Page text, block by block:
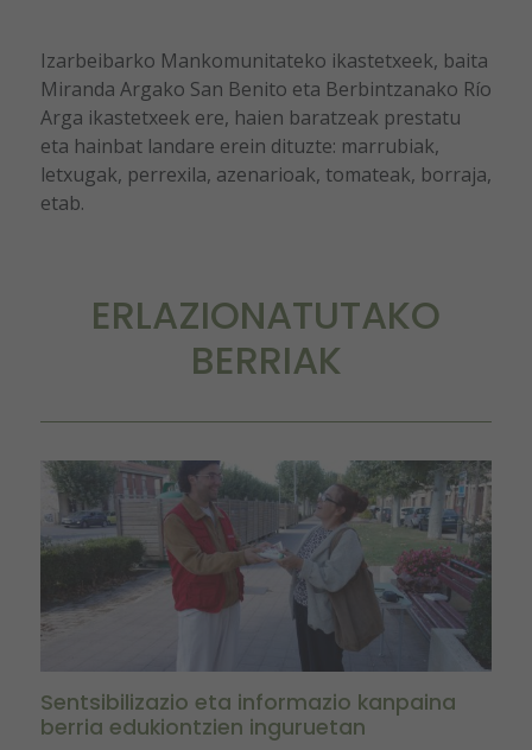
Izarbeibarko Mankomunitateko ikastetxeek, baita
Miranda Argako San Benito eta Berbintzanako Río
Arga ikastetxeek ere, haien baratzeak prestatu
eta hainbat landare erein dituzte: marrubiak,
letxugak, perrexila, azenarioak, tomateak, borraja,
etab.
ERLAZIONATUTAKO
BERRIAK
Sentsibilizazio eta informazio kanpaina
berria edukiontzien inguruetan